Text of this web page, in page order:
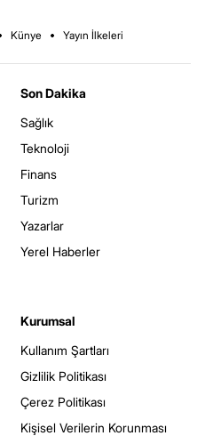
Künye Yayın İlkeleri
Son Dakika
Sağlık
Teknoloji
Finans
Turizm
Yazarlar
Yerel Haberler
Kurumsal
Kullanım Şartları
Gizlilik Politikası
Çerez Politikası
Kişisel Verilerin Korunması